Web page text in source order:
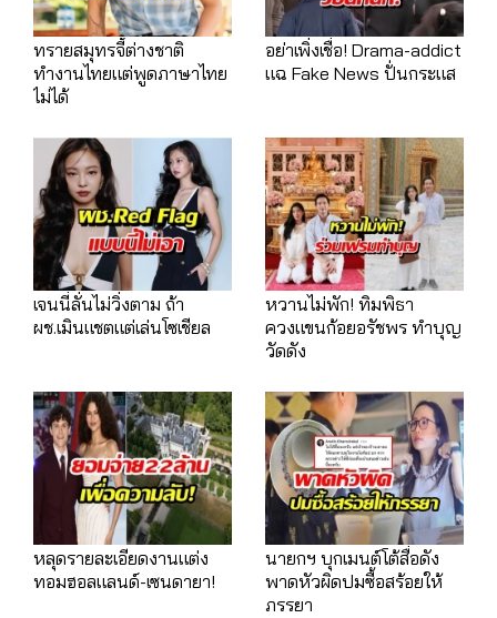
ทรายสมุทรจี้ต่างชาติ
ทำงานไทยแต่พูดภาษาไทย
ไม่ได้
อย่าเพิ่งเชื่อ! Drama-addict
แฉ Fake News ปั่นกระแส
เจนนี่ลั่นไม่วิ่งตาม ถ้า
ผช.เมินแชตแต่เล่นโซเชียล
หวานไม่พัก! ทิมพิธา
ควงแขนก้อยอรัชพร ทำบุญ
วัดดัง
หลุดรายละเอียดงานแต่ง
ทอมฮอลแลนด์-เซนดายา!
นายกฯ บุกเมนต์โต้สื่อดัง
พาดหัวผิดปมซื้อสร้อยให้
ภรรยา